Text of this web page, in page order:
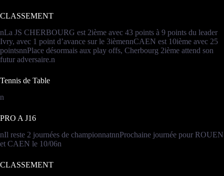
CLASSEMENT
nLa JS CHERBOURG est 2ième avec 43 points à 9 points du leader
Ivry, avec 1 point d’avance sur le 3ièmennCAEN est 10ième avec 25
pointsnnPlace désormais aux play offs, Cherbourg 2ième attend son
futur adversaire.n
Tennis de Table
n
PRO A J16
nIl reste 2 journées de championnatnnProchaine journée pour ROUEN
et CAEN le 10/06n
CLASSEMENT